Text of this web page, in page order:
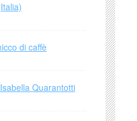
di caffè
Quarantotti